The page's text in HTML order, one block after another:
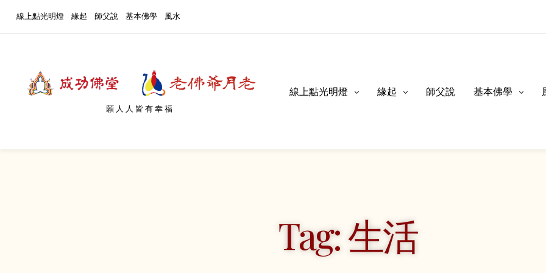
線上點光明燈 緣起 師父說 基本佛學 風水
願人人皆有幸福
線上點光明燈 緣起 師父說 基本佛學
Tag: 生活